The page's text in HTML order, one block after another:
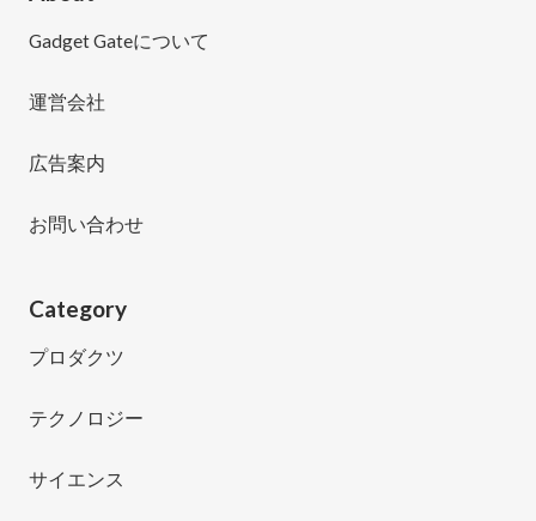
Gadget Gateについて
運営会社
広告案内
お問い合わせ
Category
プロダクツ
テクノロジー
サイエンス